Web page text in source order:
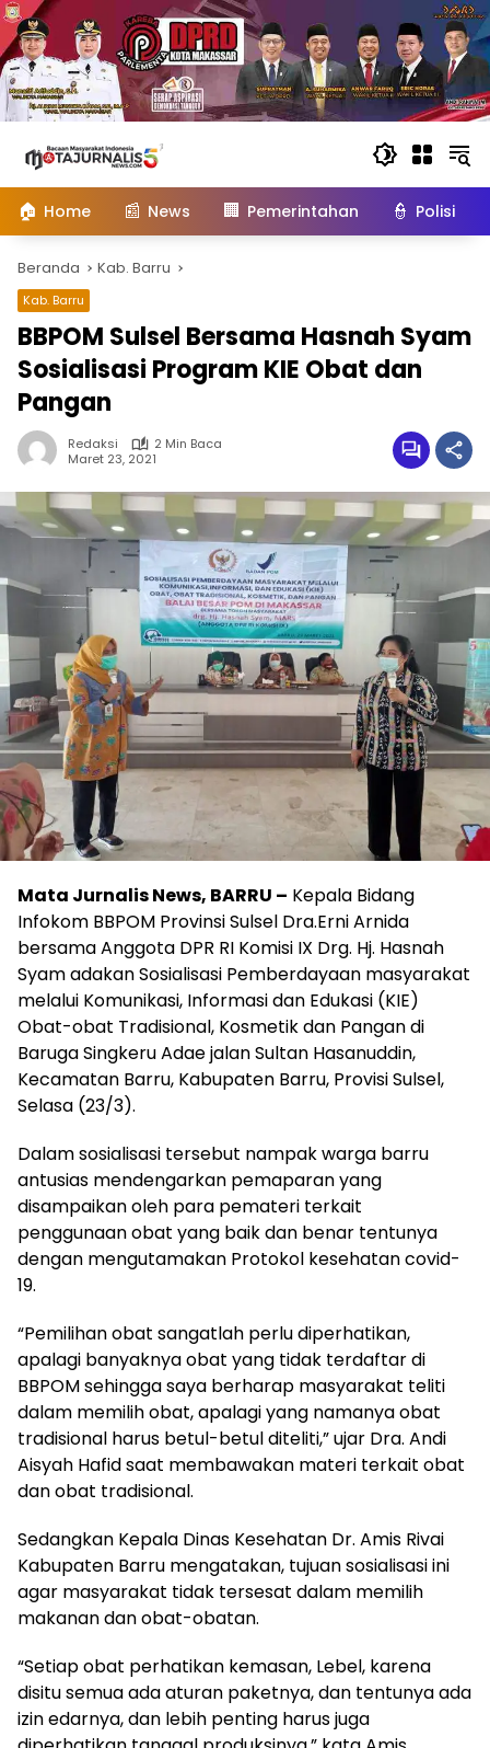
konten
🏠 Home 📰 News 🏢 Pemerintahan 👮 Polisi
Beranda Kab. Barru
Kab. Barru
BBPOM Sulsel Bersama Hasnah Syam
Sosialisasi Program KIE Obat dan
Pangan
Redaksi
2 Min Baca
Maret 23, 2021
Mata Jurnalis News, BARRU – Kepala Bidang
Infokom BBPOM Provinsi Sulsel Dra.Erni Arnida
bersama Anggota DPR RI Komisi IX Drg. Hj. Hasnah
Syam adakan Sosialisasi Pemberdayaan masyarakat
melalui Komunikasi, Informasi dan Edukasi (KIE)
Obat-obat Tradisional, Kosmetik dan Pangan di
Baruga Singkeru Adae jalan Sultan Hasanuddin,
Kecamatan Barru, Kabupaten Barru, Provisi Sulsel,
Selasa (23/3).
Dalam sosialisasi tersebut nampak warga barru
antusias mendengarkan pemaparan yang
disampaikan oleh para pemateri terkait
penggunaan obat yang baik dan benar tentunya
dengan mengutamakan Protokol kesehatan covid-
19.
“Pemilihan obat sangatlah perlu diperhatikan,
apalagi banyaknya obat yang tidak terdaftar di
BBPOM sehingga saya berharap masyarakat teliti
dalam memilih obat, apalagi yang namanya obat
tradisional harus betul-betul diteliti,” ujar Dra. Andi
Aisyah Hafid saat membawakan materi terkait obat
dan obat tradisional.
Sedangkan Kepala Dinas Kesehatan Dr. Amis Rivai
Kabupaten Barru mengatakan, tujuan sosialisasi ini
agar masyarakat tidak tersesat dalam memilih
makanan dan obat-obatan.
“Setiap obat perhatikan kemasan, Lebel, karena
disitu semua ada aturan paketnya, dan tentunya ada
izin edarnya, dan lebih penting harus juga